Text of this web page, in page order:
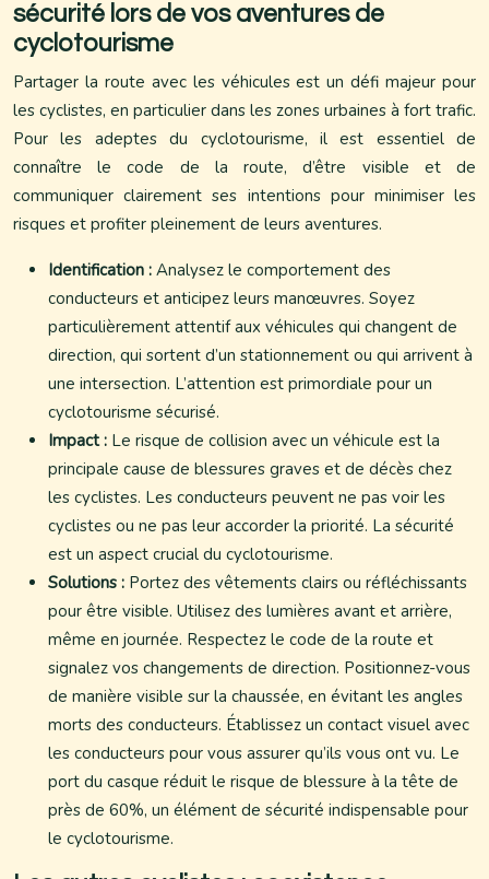
sécurité lors de vos aventures de
cyclotourisme
Partager la route avec les véhicules est un défi majeur pour
les cyclistes, en particulier dans les zones urbaines à fort trafic.
Pour les adeptes du cyclotourisme, il est essentiel de
connaître le code de la route, d’être visible et de
communiquer clairement ses intentions pour minimiser les
risques et profiter pleinement de leurs aventures.
Identification : Analysez le comportement des
conducteurs et anticipez leurs manœuvres. Soyez
particulièrement attentif aux véhicules qui changent de
direction, qui sortent d’un stationnement ou qui arrivent à
une intersection. L’attention est primordiale pour un
cyclotourisme sécurisé.
Impact : Le risque de collision avec un véhicule est la
principale cause de blessures graves et de décès chez
les cyclistes. Les conducteurs peuvent ne pas voir les
cyclistes ou ne pas leur accorder la priorité. La sécurité
est un aspect crucial du cyclotourisme.
Solutions : Portez des vêtements clairs ou réfléchissants
pour être visible. Utilisez des lumières avant et arrière,
même en journée. Respectez le code de la route et
signalez vos changements de direction. Positionnez-vous
de manière visible sur la chaussée, en évitant les angles
morts des conducteurs. Établissez un contact visuel avec
les conducteurs pour vous assurer qu’ils vous ont vu. Le
port du casque réduit le risque de blessure à la tête de
près de 60%, un élément de sécurité indispensable pour
le cyclotourisme.